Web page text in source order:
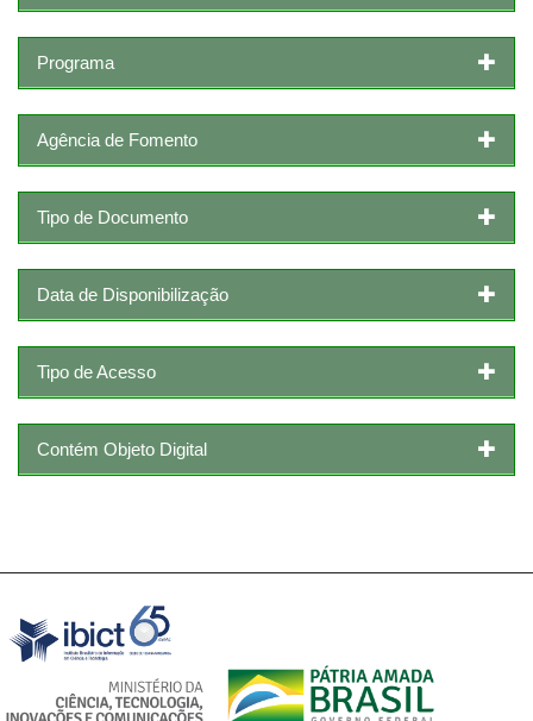
Programa
Agência de Fomento
Tipo de Documento
Data de Disponibilização
Tipo de Acesso
Contém Objeto Digital